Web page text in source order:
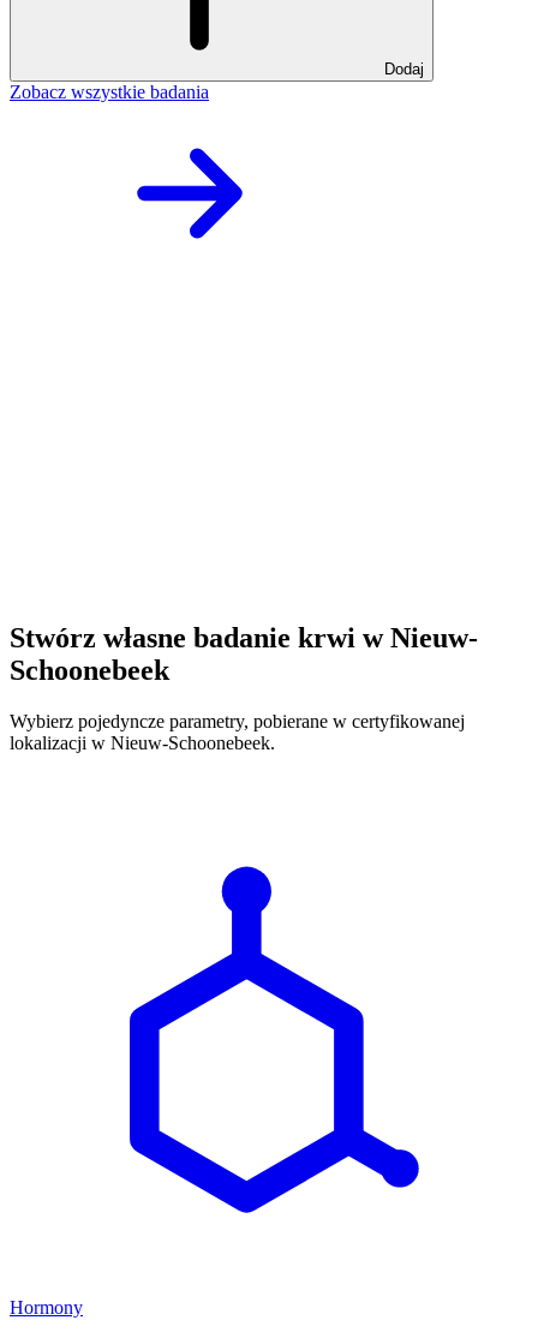
Dodaj
Zobacz wszystkie badania
Stwórz własne badanie krwi w Nieuw-
Schoonebeek
Wybierz pojedyncze parametry, pobierane w certyfikowanej
lokalizacji w Nieuw-Schoonebeek.
Hormony